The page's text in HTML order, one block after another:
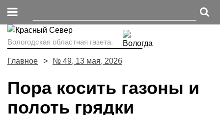
Вологодская областная газета.
Главное № 49, 13 мая, 2026
Пора косить газоны и
полоть грядки